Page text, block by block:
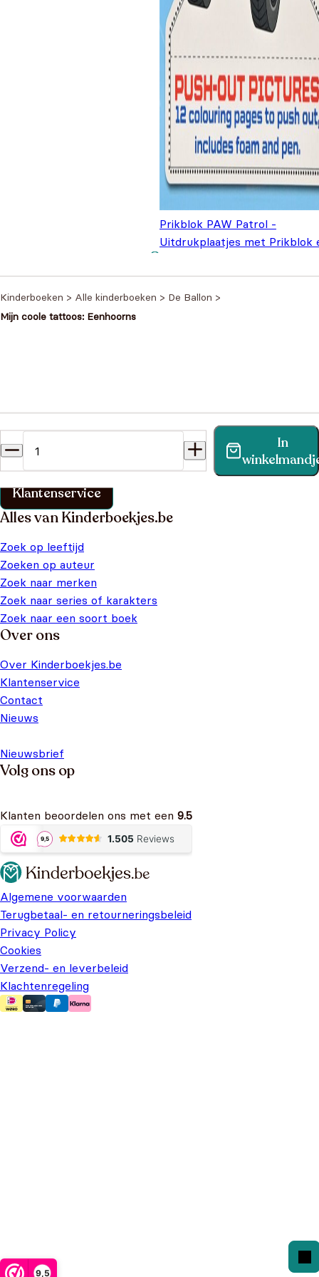
9,5
Prikblok PAW Patrol -
Uitdrukplaatjes met Prikblok
Kinderboeken > Alle kinderboeken > De Ballon >
Mijn coole tattoos: Eenhoorns
In
Vind binnen no-time antwoord op je vraag op onze
klantenservice pagina.
Klantenservice
Alles van Kinderboekjes.be
Zoek op leeftijd
Zoeken op auteur
Zoek naar merken
Zoek naar series of karakters
Zoek naar een soort boek
Over ons
Over Kinderboekjes.be
Klantenservice
Contact
Nieuws
Nieuwsbrief
Volg ons op
Klanten beoordelen ons met een 9.5
Algemene voorwaarden
Terugbetaal- en retourneringsbeleid
Privacy Policy
Cookies
Verzend- en leverbeleid
Klachtenregeling